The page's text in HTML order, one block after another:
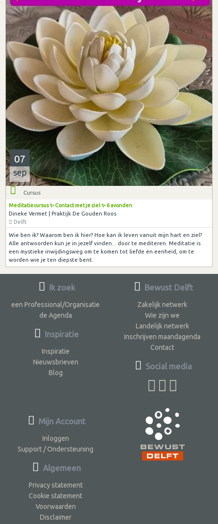
07
sep
Cursus
Meditatiecursus ✨ Contact met je ziel ✨ 6 avonden
Dineke Vermet | Praktijk De Gouden Roos
Delft
Wie ben ik? Waarom ben ik hier? Hoe kan ik leven vanuit mijn hart en ziel?
Alle antwoorden kun je in jezelf vinden... door te mediteren. Meditatie is
een mystieke inwijdingsweg om te komen tot liefde en eenheid, om te
worden wie je ten diepste bent.
Ik zoek
een Professional/Organisatie
de Agenda
Inspiratie
Inspiratie
Nieuwsbrieven
Blog
Bewust Delft
Zakelijk netwerk
Wie zijn we
Landelijk netwerk
Inschrijven maandagenda
Contact
Social media
Mijn Account
Inloggen
Support / Ondersteuning
Algemeen
Privacy statement
Cookie statement
Voorwaarden
Disclaimer